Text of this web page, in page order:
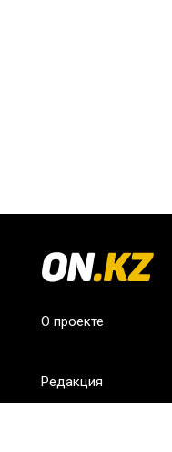
О проекте
Редакция